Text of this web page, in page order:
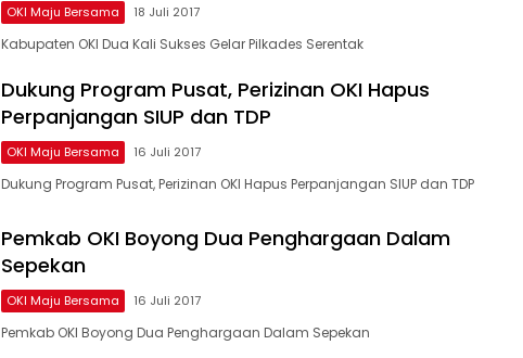
OKI Maju Bersama 18 Juli 2017
Kabupaten OKI Dua Kali Sukses Gelar Pilkades Serentak
Dukung Program Pusat, Perizinan OKI Hapus
Perpanjangan SIUP dan TDP
OKI Maju Bersama 16 Juli 2017
Dukung Program Pusat, Perizinan OKI Hapus Perpanjangan SIUP dan TDP
Pemkab OKI Boyong Dua Penghargaan Dalam
Sepekan
OKI Maju Bersama 16 Juli 2017
Pemkab OKI Boyong Dua Penghargaan Dalam Sepekan